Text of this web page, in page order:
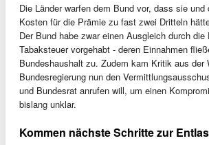
Die Länder warfen dem Bund vor, dass sie
Kosten für die Prämie zu fast zwei Dritteln
Der Bund habe zwar einen Ausgleich durch die
Tabaksteuer vorgehabt - deren Einnahmen
Bundeshaushalt zu. Zudem kam Kritik aus der
Bundesregierung nun den
und Bundesrat anrufen will, um einen
bislang unklar.
Kommen nächste Schritte zur